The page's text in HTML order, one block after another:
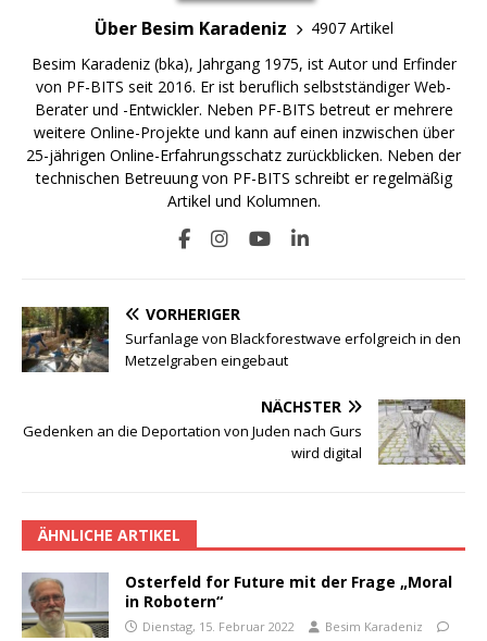
Über Besim Karadeniz
4907 Artikel
Besim Karadeniz (bka), Jahrgang 1975, ist Autor und Erfinder
von PF-BITS seit 2016. Er ist beruflich selbstständiger Web-
Berater und -Entwickler. Neben PF-BITS betreut er mehrere
weitere Online-Projekte und kann auf einen inzwischen über
25-jährigen Online-Erfahrungsschatz zurückblicken. Neben der
technischen Betreuung von PF-BITS schreibt er regelmäßig
Artikel und Kolumnen.
VORHERIGER
Surfanlage von Blackforestwave erfolgreich in den
Metzelgraben eingebaut
NÄCHSTER
Gedenken an die Deportation von Juden nach Gurs
wird digital
ÄHNLICHE ARTIKEL
Osterfeld for Future mit der Frage „Moral
in Robotern“
Dienstag, 15. Februar 2022
Besim Karadeniz